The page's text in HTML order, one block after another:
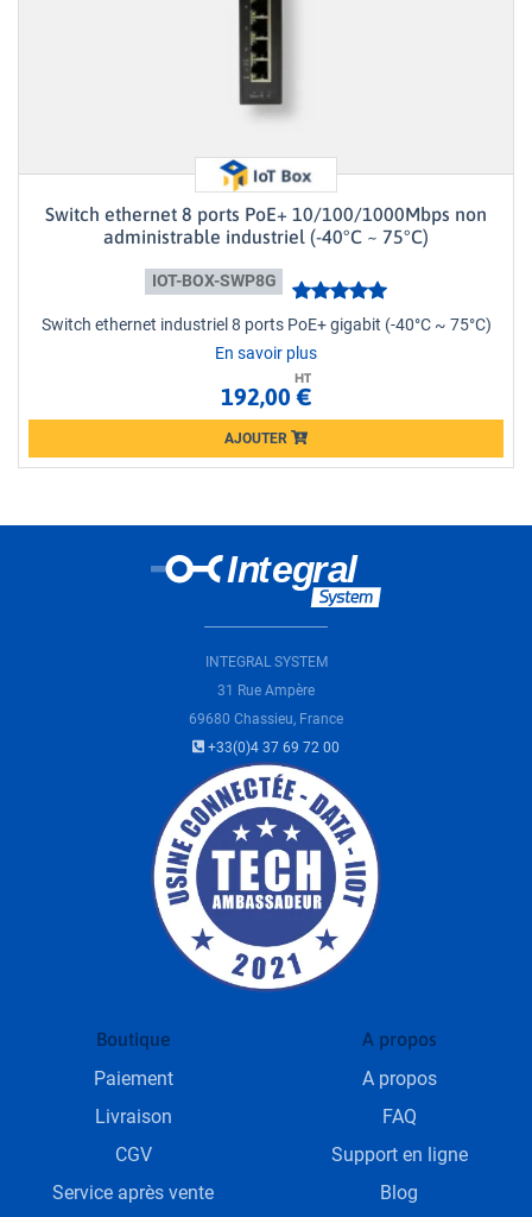
Switch ethernet 8 ports PoE+ 10/100/1000Mbps non
administrable industriel (-40°C ~ 75°C)
IOT-BOX-SWP8G
Switch ethernet industriel 8 ports PoE+ gigabit (-40°C ~ 75°C)
En savoir plus
HT
192,00 €
AJOUTER
Loading...
INTEGRAL SYSTEM
31 Rue Ampère
69680 Chassieu, France
+33(0)4 37 69 72 00
Boutique
Paiement
Livraison
CGV
Service après vente
A propos
A propos
FAQ
Support en ligne
Blog